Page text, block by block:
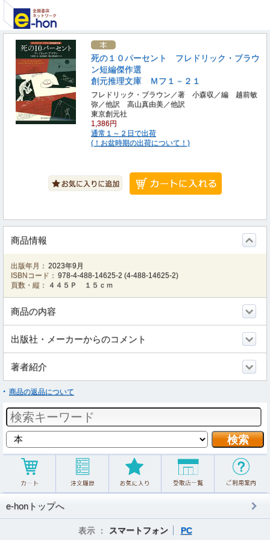
死の１０パーセント フレドリック・ブラウ
ン短編傑作選
創元推理文庫 Ｍフ１－２１
フレドリック・ブラウン／著 小森収／編 越前敏
弥／他訳 高山真由美／他訳
東京創元社
1,386円
通常１～２日で出荷
(！お盆時期の出荷について！)
商品情報
出版年月： 2023年9月
ISBNコード： 978-4-488-14625-2 (4-488-14625-2)
頁数・縦：
４４５Ｐ １５ｃｍ
商品の内容
出版社・メーカーからのコメント
著者紹介
商品の返品について
e-honトップへ
表示 ： スマートフォン PC